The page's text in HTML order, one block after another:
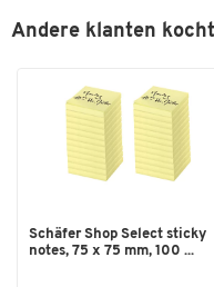
Andere klanten
Schäfer Shop Select sticky
notes, 75 x 75 mm, 100 ...